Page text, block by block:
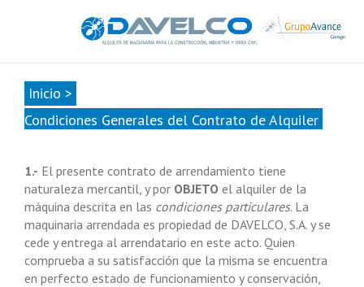
Inicio >
Condiciones Generales del Contrato de Alquiler
1.- El presente contrato de arrendamiento tiene
naturaleza mercantil, y por OBJETO el alquiler de la
máquina descrita en las condiciones particulares. La
maquinaria arrendada es propiedad de DAVELCO, S.A. y se
cede y entrega al arrendatario en este acto. Quien
comprueba a su satisfacción que la misma se encuentra
en perfecto estado de funcionamiento y conservación,